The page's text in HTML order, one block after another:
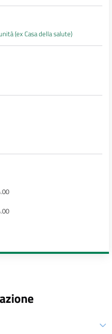
(ex Casa della salute)